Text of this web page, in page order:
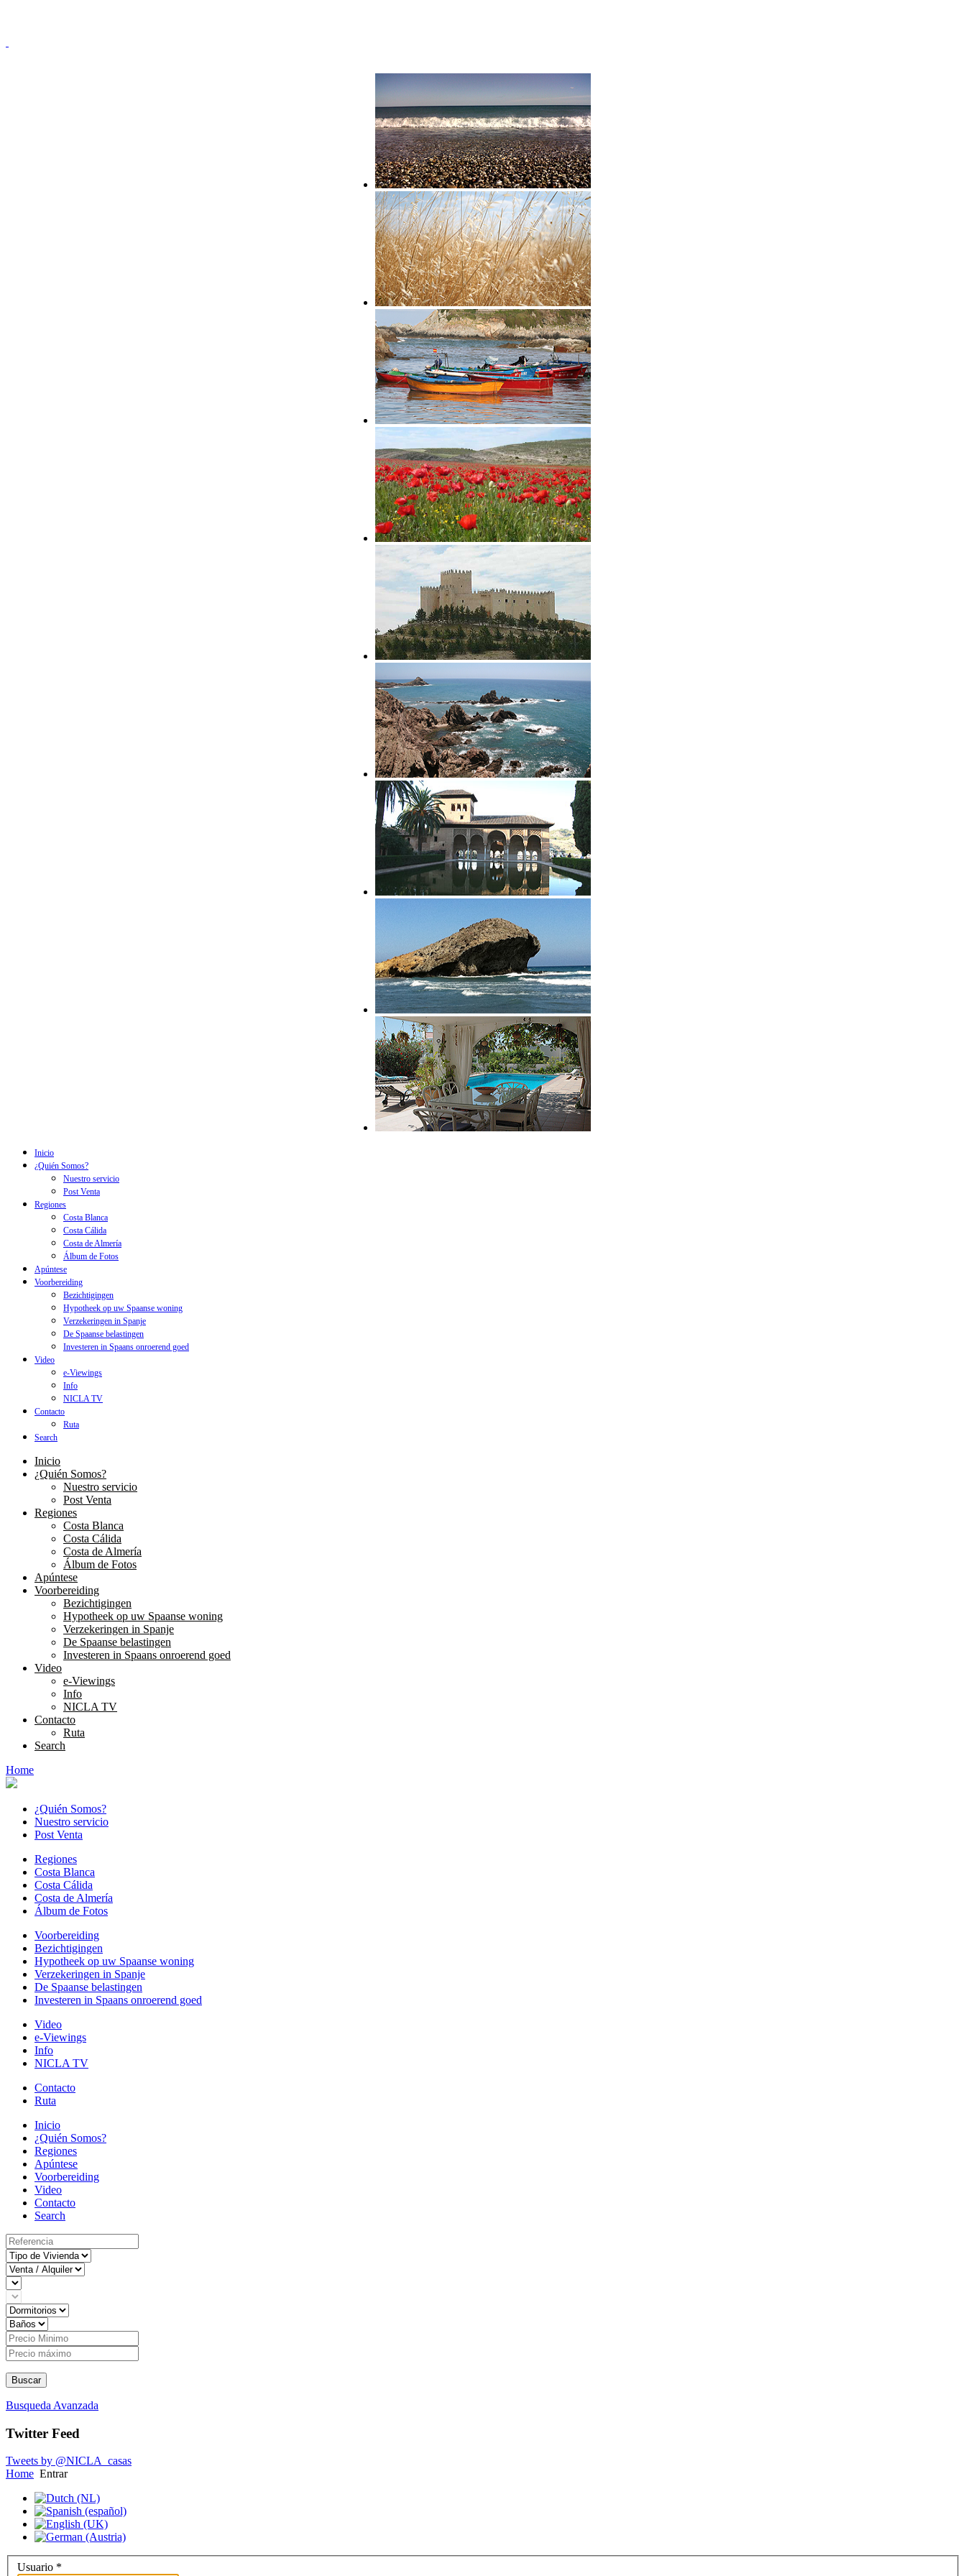
Inicio
¿Quién Somos?
Nuestro servicio
Post Venta
Regiones
Costa Blanca
Costa Cálida
Costa de Almería
Álbum de Fotos
Apúntese
Voorbereiding
Bezichtigingen
Hypotheek op uw Spaanse woning
Verzekeringen in Spanje
De Spaanse belastingen
Investeren in Spaans onroerend goed
Video
e-Viewings
Info
NICLA TV
Contacto
Ruta
Search
Inicio
¿Quién Somos?
Nuestro servicio
Post Venta
Regiones
Costa Blanca
Costa Cálida
Costa de Almería
Álbum de Fotos
Apúntese
Voorbereiding
Bezichtigingen
Hypotheek op uw Spaanse woning
Verzekeringen in Spanje
De Spaanse belastingen
Investeren in Spaans onroerend goed
Video
e-Viewings
Info
NICLA TV
Contacto
Ruta
Search
Home
¿Quién Somos?
Nuestro servicio
Post Venta
Regiones
Costa Blanca
Costa Cálida
Costa de Almería
Álbum de Fotos
Voorbereiding
Bezichtigingen
Hypotheek op uw Spaanse woning
Verzekeringen in Spanje
De Spaanse belastingen
Investeren in Spaans onroerend goed
Video
e-Viewings
Info
NICLA TV
Contacto
Ruta
Inicio
¿Quién Somos?
Regiones
Apúntese
Voorbereiding
Video
Contacto
Search
Buscar
Busqueda Avanzada
Twitter Feed
Tweets by @NICLA_casas
Home Entrar
Usuario *